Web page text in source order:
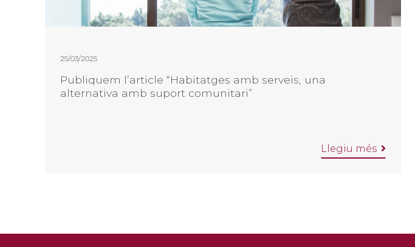
25/03/2025
Publiquem l’article “Habitatges amb serveis, una
alternativa amb suport comunitari”
Llegiu més